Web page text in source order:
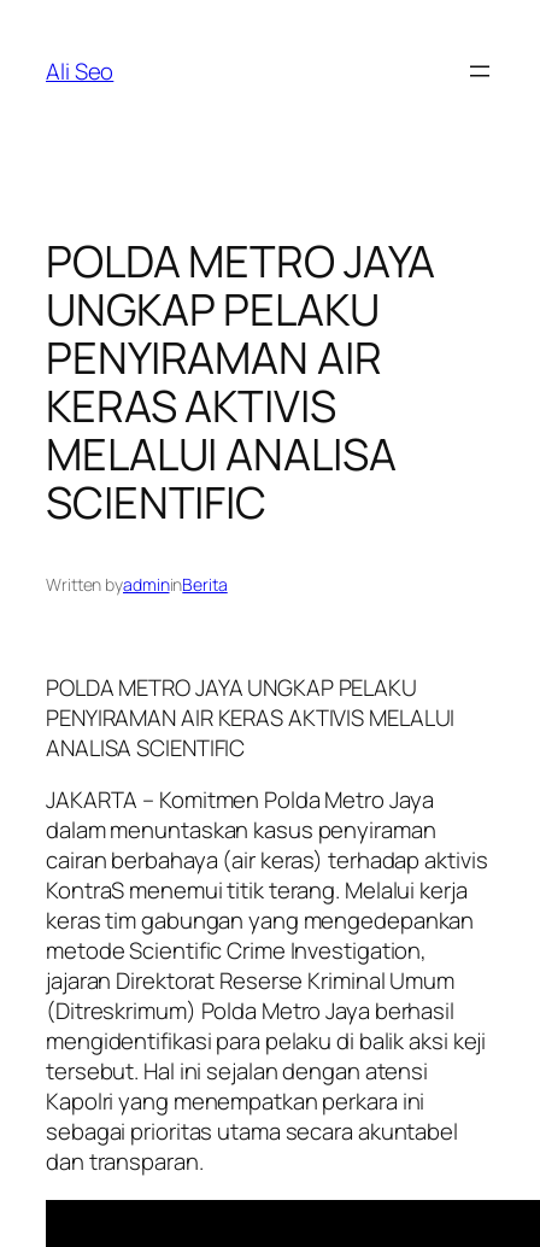
content
Ali Seo
POLDA METRO JAYA
UNGKAP PELAKU
PENYIRAMAN AIR
KERAS AKTIVIS
MELALUI ANALISA
SCIENTIFIC
Written byadmininBerita
POLDA METRO JAYA UNGKAP PELAKU
PENYIRAMAN AIR KERAS AKTIVIS MELALUI
ANALISA SCIENTIFIC
JAKARTA – Komitmen Polda Metro Jaya
dalam menuntaskan kasus penyiraman
cairan berbahaya (air keras) terhadap aktivis
KontraS menemui titik terang. Melalui kerja
keras tim gabungan yang mengedepankan
metode Scientific Crime Investigation,
jajaran Direktorat Reserse Kriminal Umum
(Ditreskrimum) Polda Metro Jaya berhasil
mengidentifikasi para pelaku di balik aksi keji
tersebut. Hal ini sejalan dengan atensi
Kapolri yang menempatkan perkara ini
sebagai prioritas utama secara akuntabel
dan transparan.